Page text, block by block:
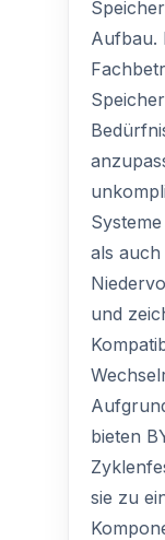
Aufbau.
als
und
bieten
sie zu